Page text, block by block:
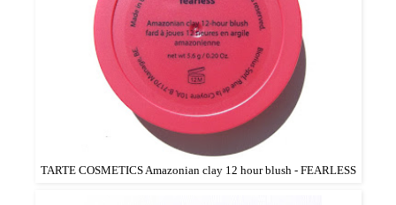
TARTE COSMETICS Amazonian clay 12 hour blush - FEARLESS